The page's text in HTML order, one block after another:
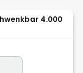
4.000